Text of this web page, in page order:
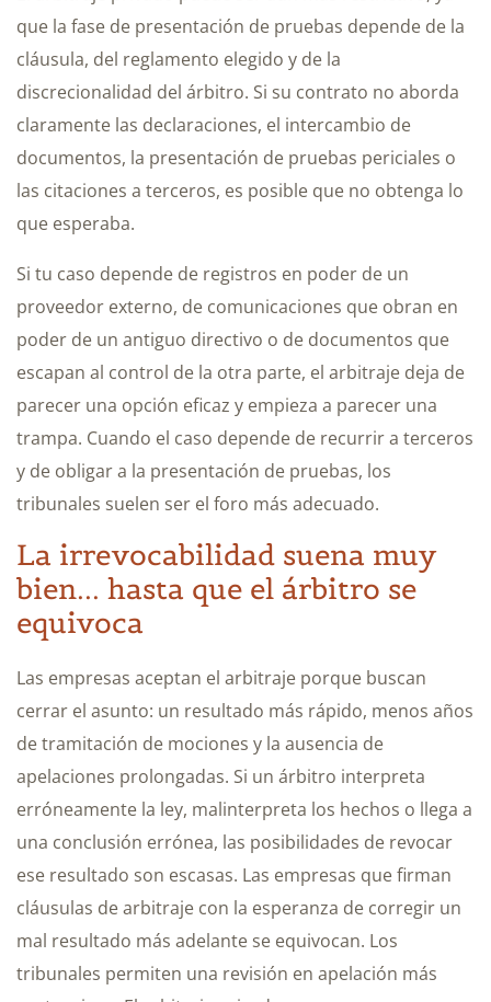
que la fase de presentación de pruebas depende de la
cláusula, del reglamento elegido y de la
discrecionalidad del árbitro. Si su contrato no aborda
claramente las declaraciones, el intercambio de
documentos, la presentación de pruebas periciales o
las citaciones a terceros, es posible que no obtenga lo
que esperaba.
Si tu caso depende de registros en poder de un
proveedor externo, de comunicaciones que obran en
poder de un antiguo directivo o de documentos que
escapan al control de la otra parte, el arbitraje deja de
parecer una opción eficaz y empieza a parecer una
trampa. Cuando el caso depende de recurrir a terceros
y de obligar a la presentación de pruebas, los
tribunales suelen ser el foro más adecuado.
La irrevocabilidad suena muy
bien... hasta que el árbitro se
equivoca
Las empresas aceptan el arbitraje porque buscan
cerrar el asunto: un resultado más rápido, menos años
de tramitación de mociones y la ausencia de
apelaciones prolongadas. Si un árbitro interpreta
erróneamente la ley, malinterpreta los hechos o llega a
una conclusión errónea, las posibilidades de revocar
ese resultado son escasas. Las empresas que firman
cláusulas de arbitraje con la esperanza de corregir un
mal resultado más adelante se equivocan. Los
tribunales permiten una revisión en apelación más